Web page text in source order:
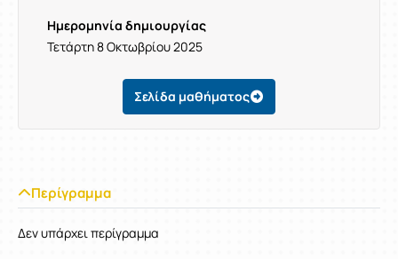
Ημερομηνία δημιουργίας
Τετάρτη 8 Οκτωβρίου 2025
Σελίδα μαθήματος
Περίγραμμα
Δεν υπάρχει περίγραμμα